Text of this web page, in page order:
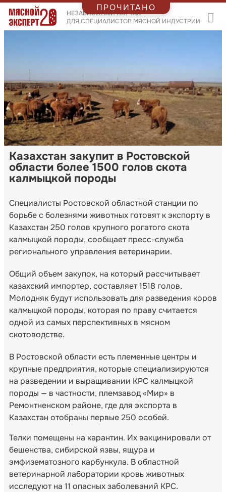
НЕЗАВИСИМЫЙ ПОРТАЛ
ДЛЯ СПЕЦИАЛИСТОВ МЯСНОЙ ИНДУСТРИИ
Казахстан закупит в Ростовской
области более 1500 голов скота
калмыцкой породы
Специалисты Ростовской областной станции по
борьбе с болезнями животных готовят к экспорту в
Казахстан 250 голов крупного рогатого скота
калмыцкой породы, сообщает пресс-служба
регионального управления ветеринарии.
Общий объем закупок, на который рассчитывает
казахский импортер, составляет 1518 голов.
Молодняк будут использовать для разведения коров
калмыцкой породы, которая по праву считается
одной из самых перспективных в мясном
скотоводстве.
В Ростовской области есть племенные центры и
крупные предприятия, которые специализируются
на разведении и выращивании КРС калмыцкой
породы — в частности, племзавод «Мир» в
Ремонтненском районе, где для экспорта в
Казахстан отобраны первые 250 особей.
Телки помещены на карантин. Их вакцинировали от
бешенства, сибирской язвы, ящура и
эмфизематозного карбункула. В областной
ветеринарной лаборатории кровь животных
исследуют на 11 опасных заболеваний КРС.
ПРОЧИТАНО